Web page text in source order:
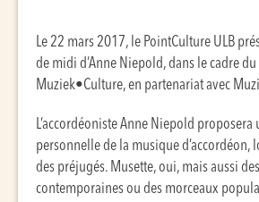
Le 22 mars 2017, le PointCulture ULB
de midi d’Anne Niepold, dans le cadre
Muziek•Culture, en partenariat avec
L’accordéoniste Anne Niepold
personnelle de la musique d’accordéon,
des préjugés. Musette, oui, mais aussi
contemporaines ou des morceaux